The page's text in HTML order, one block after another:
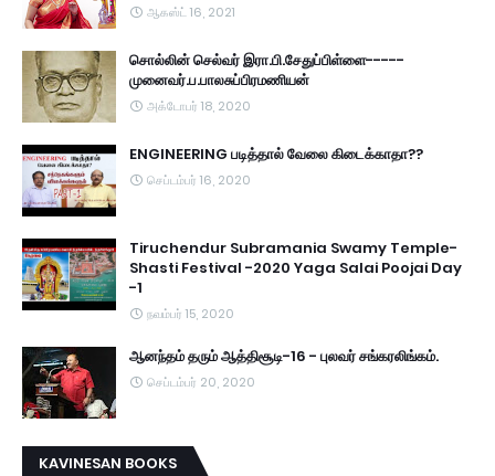
ஆகஸ்ட் 16, 2021
சொல்லின் செல்வர் இரா.பி.சேதுப்பிள்ளை-----
முனைவர்.ப.பாலசுப்பிரமணியன்
அக்டோபர் 18, 2020
ENGINEERING படித்தால் வேலை கிடைக்காதா??
செப்டம்பர் 16, 2020
Tiruchendur Subramania Swamy Temple-
Shasti Festival -2020 Yaga Salai Poojai Day
-1
நவம்பர் 15, 2020
ஆனந்தம் தரும் ஆத்திசூடி-16 - புலவர் சங்கரலிங்கம்.
செப்டம்பர் 20, 2020
KAVINESAN BOOKS